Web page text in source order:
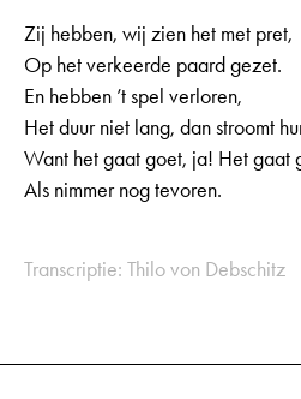
Zij hebben, wij zien het met pret,
Op het verkeerde paard gezet.
En hebben ’t spel verloren,
Het duur niet lang, dan stroomt
Want het gaat goet, ja! Het gaat
Als nimmer nog tevoren.
Transcriptie: Thilo von Debschitz